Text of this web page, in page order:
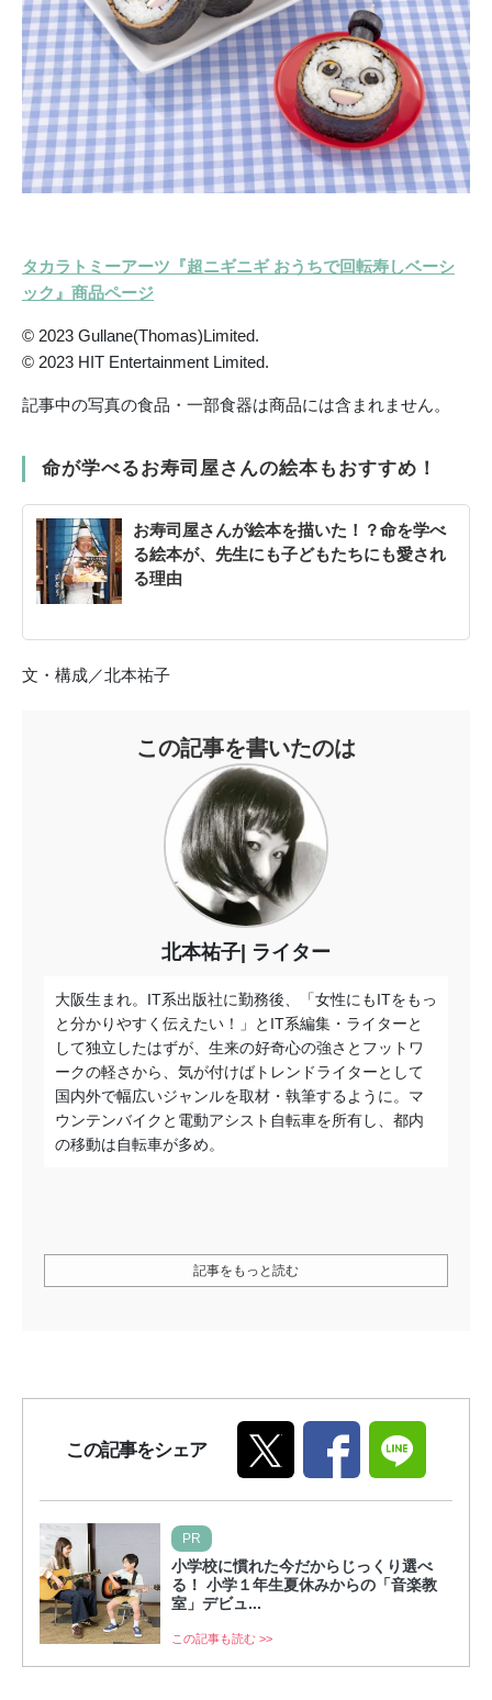
タカラトミーアーツ『超ニギニギ おうちで回転寿しベーシ
ック』商品ページ
© 2023 Gullane(Thomas)Limited.
© 2023 HIT Entertainment Limited.
記事中の写真の食品・一部食器は商品には含まれません。
命が学べるお寿司屋さんの絵本もおすすめ！
お寿司屋さんが絵本を描いた！？命を学べ
る絵本が、先生にも子どもたちにも愛され
る理由
文・構成／北本祐子
この記事を書いたのは
北本祐子 ライター
大阪生まれ。IT系出版社に勤務後、「女性にもITをもっ
と分かりやすく伝えたい！」とIT系編集・ライターと
して独立したはずが、生来の好奇心の強さとフットワ
ークの軽さから、気が付けばトレンドライターとして
国内外で幅広いジャンルを取材・執筆するように。マ
ウンテンバイクと電動アシスト自転車を所有し、都内
の移動は自転車が多め。
記事をもっと読む
この記事をシェア
PR
小学校に慣れた今だからじっくり選べ
る！ 小学１年生夏休みからの「音楽教
室」デビュ...
この記事も読む >>